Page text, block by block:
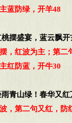
蓝防绿，开羊48
摆盛宴，蓝云飘开
，红波为主；第二
红防蓝，开牛30
青山绿！春华又红
，第二句又红，防